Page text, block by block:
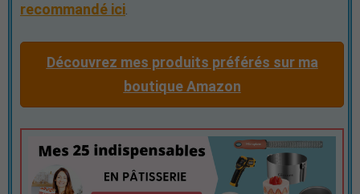
recommandé ici.
Découvrez mes produits préférés sur ma
boutique Amazon